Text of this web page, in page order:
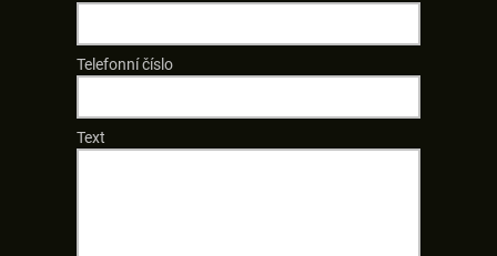
Telefonní číslo
Text